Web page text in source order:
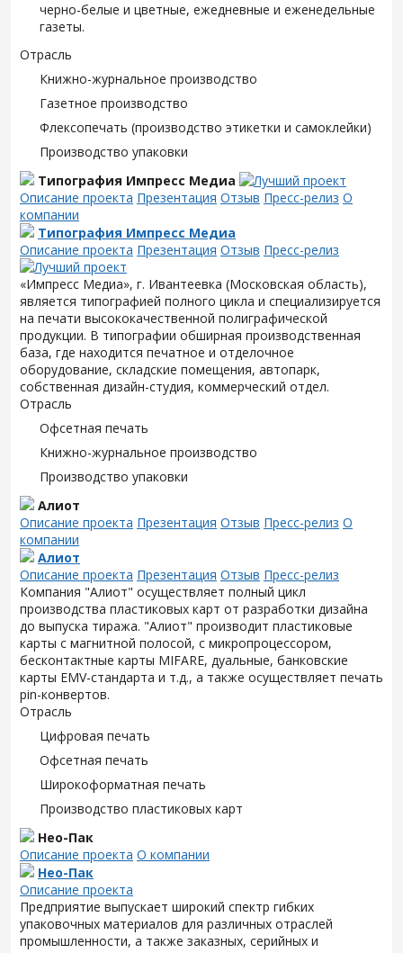
черно-белые и цветные, ежедневные и еженедельные
газеты.
Отрасль
Книжно-журнальное производство
Газетное производство
Флексопечать (производство этикетки и самоклейки)
Производство упаковки
Типография Импресс Медиа
Описание проекта Презентация Отзыв Пресс-релиз О
компании
Типография Импресс Медиа
Описание проекта Презентация Отзыв Пресс-релиз
«Импресс Медиа», г. Ивантеевка (Московская область),
является типографией полного цикла и специализируется
на печати высококачественной полиграфической
продукции. В типографии обширная производственная
база, где находится печатное и отделочное
оборудование, складские помещения, автопарк,
собственная дизайн-студия, коммерческий отдел.
Отрасль
Офсетная печать
Книжно-журнальное производство
Производство упаковки
Алиот
Описание проекта Презентация Отзыв Пресс-релиз О
компании
Алиот
Описание проекта Презентация Отзыв Пресс-релиз
Компания "Алиот" осуществляет полный цикл
производства пластиковых карт от разработки дизайна
до выпуска тиража. "Алиот" производит пластиковые
карты с магнитной полосой, с микропроцессором,
бесконтактные карты MIFARE, дуальные, банковские
карты EMV-стандарта и т.д., а также осуществляет печать
pin-конвертов.
Отрасль
Цифровая печать
Офсетная печать
Широкоформатная печать
Производство пластиковых карт
Нео-Пак
Описание проекта О компании
Нео-Пак
Описание проекта
Предприятие выпускает широкий спектр гибких
упаковочных материалов для различных отраслей
промышленности, а также заказных, серийных и